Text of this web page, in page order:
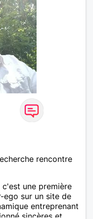
rencontre
une première
sur un site de
entreprenant
sincères et